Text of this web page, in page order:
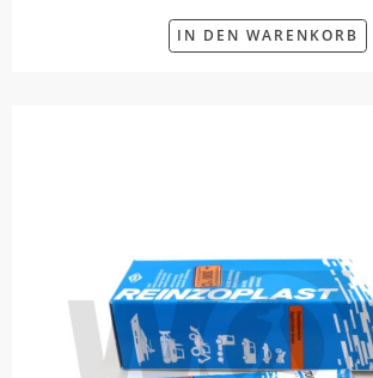
IN DEN WARENKORB